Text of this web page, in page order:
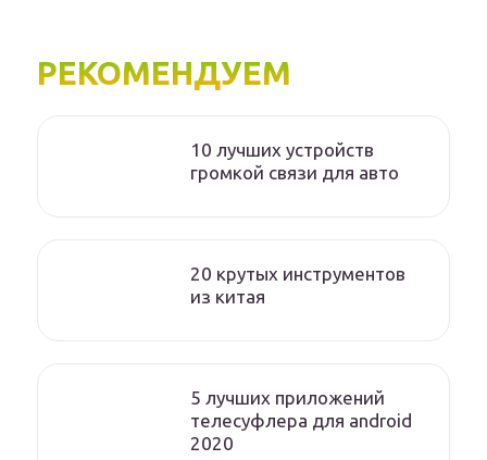
РЕКОМЕНДУЕМ
10 лучших устройств
громкой связи для авто
20 крутых инструментов
из китая
5 лучших приложений
телесуфлера для android
2020